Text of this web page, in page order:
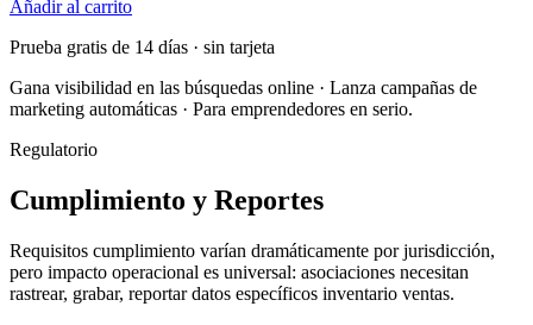
Añadir al carrito
Prueba gratis de 14 días · sin tarjeta
Gana visibilidad en las búsquedas online · Lanza campañas de
marketing automáticas · Para emprendedores en serio.
Regulatorio
Cumplimiento y Reportes
Requisitos cumplimiento varían dramáticamente por jurisdicción,
pero impacto operacional es universal: asociaciones necesitan
rastrear, grabar, reportar datos específicos inventario ventas.